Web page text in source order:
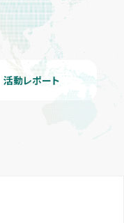
活動レポート